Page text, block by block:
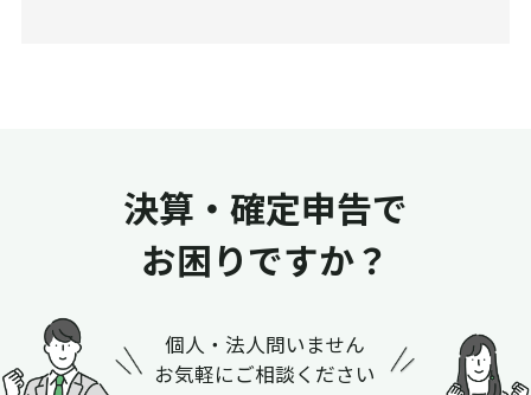
決算・確定申告で
お困りですか？
個人・法人問いません
お気軽にご相談ください